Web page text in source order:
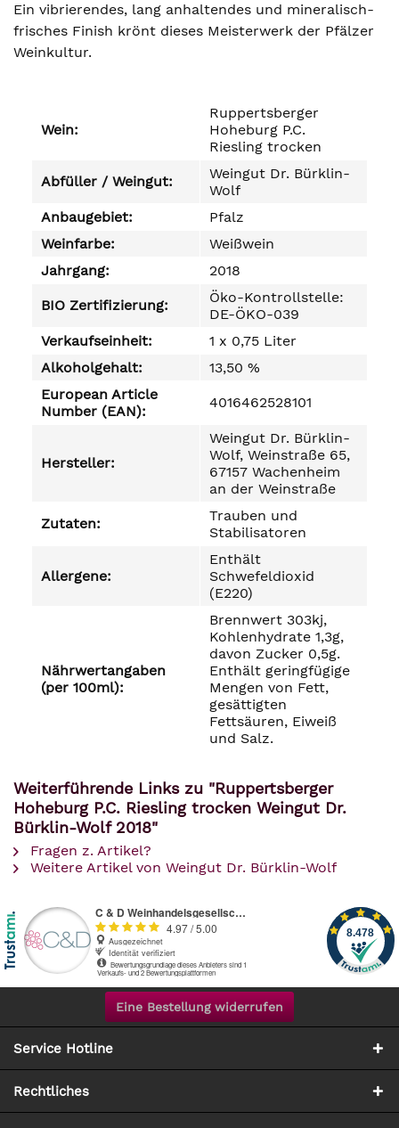
Ein vibrierendes, lang anhaltendes und mineralisch-
frisches Finish krönt dieses Meisterwerk der Pfälzer
Weinkultur.
Wein:
Ruppertsberger
Hoheburg P.C.
Riesling trocken
Abfüller / Weingut:
Weingut Dr. Bürklin-
Wolf
Anbaugebiet:
Pfalz
Weinfarbe:
Weißwein
Jahrgang:
2018
BIO Zertifizierung:
Öko-Kontrollstelle:
DE-ÖKO-039
Verkaufseinheit:
1 x 0,75 Liter
Alkoholgehalt:
13,50 %
European Article
Number (EAN):
4016462528101
Hersteller:
Weingut Dr. Bürklin-
Wolf, Weinstraße 65,
67157 Wachenheim
an der Weinstraße
Zutaten:
Trauben und
Stabilisatoren
Allergene:
Enthält
Schwefeldioxid
(E220)
Nährwertangaben
(per 100ml):
Brennwert 303kj,
Kohlenhydrate 1,3g,
davon Zucker 0,5g.
Enthält geringfügige
Mengen von Fett,
gesättigten
Fettsäuren, Eiweiß
und Salz.
Weiterführende Links zu "Ruppertsberger
Hoheburg P.C. Riesling trocken Weingut Dr.
Bürklin-Wolf 2018"
Fragen z. Artikel?
Weitere Artikel von Weingut Dr. Bürklin-Wolf
Eine Bestellung widerrufen
Service Hotline
Rechtliches